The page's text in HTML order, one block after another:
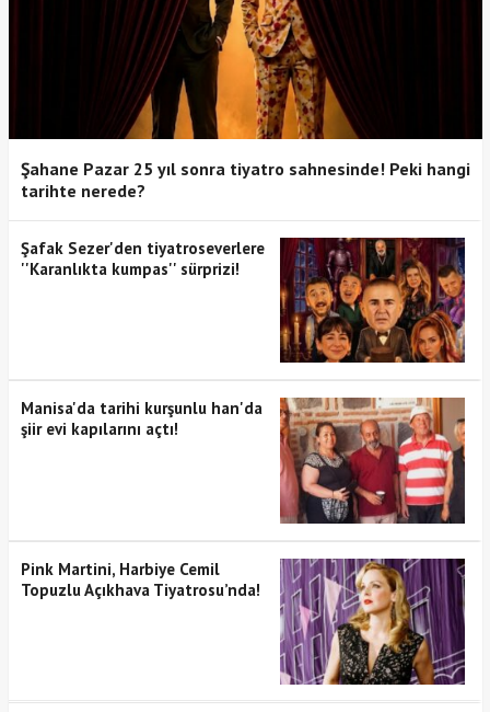
Şahane Pazar 25 yıl sonra tiyatro sahnesinde! Peki hangi
tarihte nerede?
Şafak Sezer'den tiyatroseverlere
''Karanlıkta kumpas'' sürprizi!
Manisa'da tarihi kurşunlu han'da
şiir evi kapılarını açtı!
Pink Martini, Harbiye Cemil
Topuzlu Açıkhava Tiyatrosu’nda!